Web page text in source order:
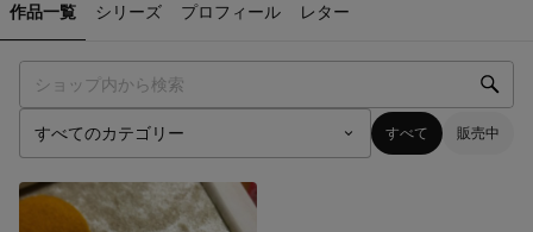
作品一覧 シリーズ プロフィール レター
すべて 販売中